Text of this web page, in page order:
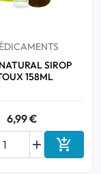
SIROP
158ML
6,99 €
 